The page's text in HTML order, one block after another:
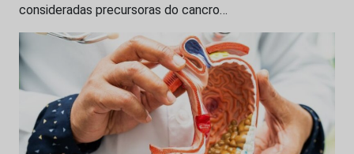
consideradas precursoras do cancro…